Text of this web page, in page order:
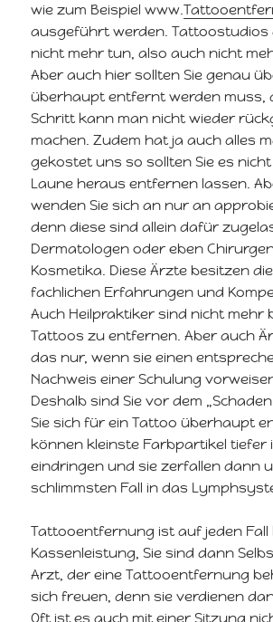
wie zum Beispiel www.
ausgeführt werden. Tattoostudios
nicht mehr tun, also auch nicht
Aber auch hier sollten Sie genau
überhaupt entfernt werden muss,
Schritt kann man nicht wieder
machen. Zudem hat ja auch alles
gekostet uns so sollten Sie es
Laune heraus entfernen lassen.
wenden Sie sich an nur an
denn diese sind allein dafür
Dermatologen oder eben
Kosmetika. Diese Ärzte besitzen
fachlichen Erfahrungen und
Auch Heilpraktiker sind nicht mehr
Tattoos zu entfernen. Aber auch
das nur, wenn sie einen
Nachweis einer Schulung
Deshalb sind Sie vor dem
Sie sich für ein Tattoo überhaupt
können kleinste Farbpartikel tiefer
eindringen und sie zerfallen dann
schlimmsten Fall in das
Tattooentfernung ist auf jeden Fall
Kassenleistung, Sie sind dann
Arzt, der eine Tattooentfernung
sich freuen, denn sie verdienen
Oft ist es auch mit einer Sitzung